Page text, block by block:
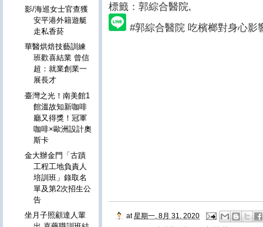
標籤：郭綜合醫院,
#郭綜合醫院 吃檳榔對身心影
at 星期一, 8月 31, 2020
影/海巡女士官查獲
安平港外籍遊艇
走私香菸
華醫烘焙技藝訓練
班歡喜結業 曾信
超：就業創業一
展長才
臺灣之光！南美館1
館溫故知新咖啡
廳又得獎！冠軍
咖啡×歐洲設計奧
斯卡
金大辦金門「古蹟
工程工地負責人
培訓班」錄取名
單及第2次招生公
告
坐月子照顧達人輩